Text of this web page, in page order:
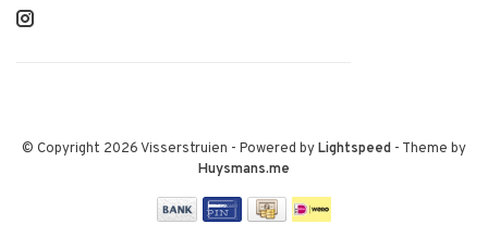
© Copyright 2026 Visserstruien - Powered byLightspeed - Theme by
Huysmans.me